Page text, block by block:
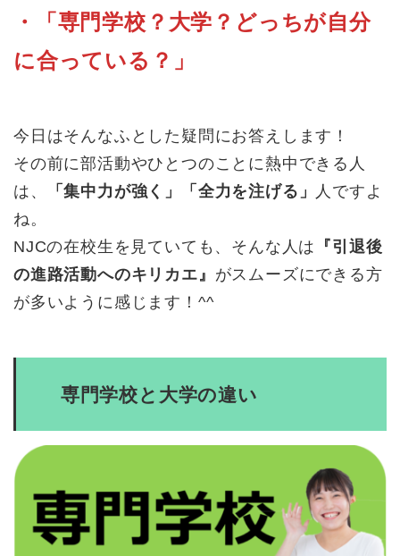
・「専門学校？大学？どっちが自分
に合っている？」
今日はそんなふとした疑問にお答えします！
その前に部活動やひとつのことに熱中できる人
は、
「集中力が強く」「全力を注げる」
人ですよ
ね。
NJCの在校生を見ていても、そんな人は
『引退後
の進路活動へのキリカエ』 がスムーズにできる方
が多いように感じます！^^
専門学校と大学の違い